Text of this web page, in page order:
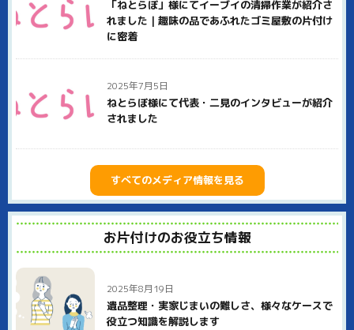
本料金でできるのかはっきり明示していますので、安心してご
用命ください。
それぞれ専門家としての知識・技術を活かして北葛城郡上牧町
のお客様に貢献いたします。
北葛城郡上牧町での不用品回収、ゴミ屋敷片付け、遺品整理な
「ねとらぼ」様にてイーブイの清掃作業が紹介さ
れました｜趣味の品であふれたゴミ屋敷の片付け
に密着
2025年7月5日
ねとらぼ様にて代表・二見のインタビューが紹介
されました
すべてのメディア情報を見る
お片付けのお役立ち情報
2025年8月19日
遺品整理・実家じまいの難しさ、様々なケースで
役立つ知識を解説します